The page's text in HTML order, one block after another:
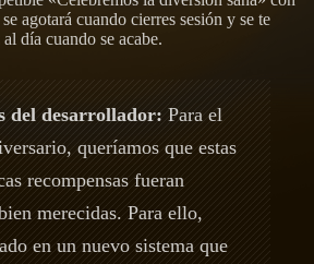
agotará cuando cierres sesión y se te
día cuando se acabe.
del desarrollador:Para el
queríamos que estas
recompensas fueran
merecidas. Para ello,
en un nuevo sistema que